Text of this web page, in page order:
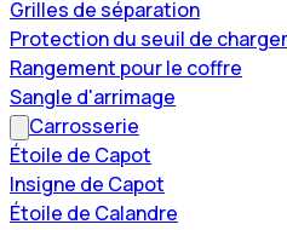
Grilles de séparation
Protection du seuil de
Rangement pour le coffre
Sangle d'arrimage
Carrosserie
Étoile de Capot
Insigne de Capot
Étoile de Calandre